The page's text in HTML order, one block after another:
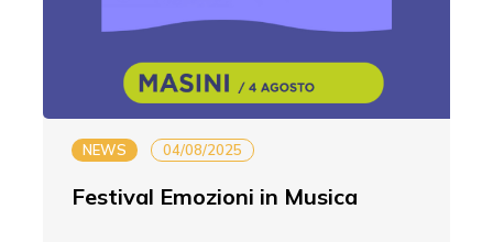
NEWS 04/08/2025
Festival Emozioni in Musica